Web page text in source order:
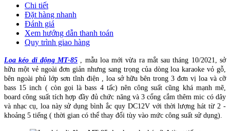
Chi tiết
Đặt hàng nhanh
Đánh giá
Xem hướng dẫn thanh toán
Quy trình giao hàng
Loa kéo di động MT-85 , mẫu loa mới vừa ra mắt sau tháng 10/2021, sở
hữu một vẻ ngoài đơn giản nhưng sang trọng của dòng loa karaoke vỏ gỗ,
bên ngoài phủ lớp sơn tĩnh điện , loa sở hữu bên trong 3 đơn vị loa và cỡ
bass 15 inch ( còn gọi là bass 4 tấc) nên công suất cũng khá mạnh mẽ,
board công suất tích hợp đầy đủ chức năng và 3 cổng cắm thêm mic có dây
và nhạc cụ, loa này sử dụng bình ắc quy DC12V với thời lượng hát từ 2 -
khoảng 5 tiếng ( thời gian có thể thay đổi tùy vào mức công suất sử dụng).